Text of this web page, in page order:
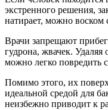
экстренного решения,
натирает, можно воском
Врачи запрещают
гудрона, жвачек.
можно легко повредить
Помимо этого, их
идеальной средой для
неизбежно приводит к